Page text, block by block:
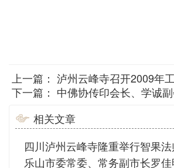
上一篇： 泸州云峰寺召开2009年
下一篇： 中佛协传印会长、学诚副会长、王
相关文章